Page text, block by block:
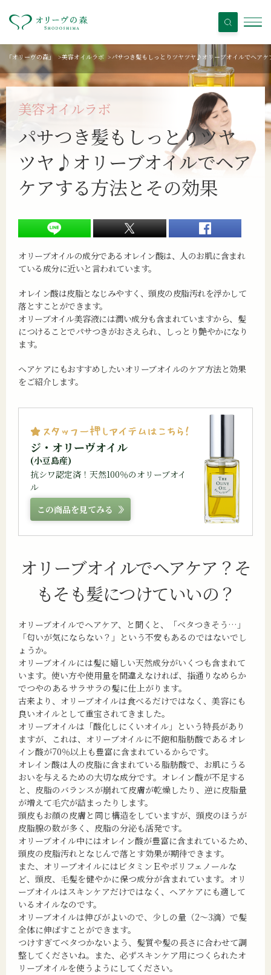
「オリーヴの森」>美容オイルラボ >パサつき髪もしっとりツヤツヤ♪オリーブオイルでヘアケ
美容オイルラボ
パサつき髪もしっとりツヤ
ツヤ♪ オリーブオイルでヘア
ケアする方法とその効果
オリーブオイルの成分であるオレイン酸は、人のお肌に含まれ
ている成分に近いと言われています。
オレイン酸は皮脂となじみやすく、頭皮の皮脂汚れを浮かして
落とすことができます。
オリーブオイル美容液には潤い成分も含まれていますから、髪
につけることでパサつきがおさえられ、しっとり艶やかになり
ます。
ヘアケアにもおすすめしたいオリーブオイルのケア方法と効果
をご紹介します。
ジ・オリーヴオイル
(小豆島産)
抗シワ認定済！天然100％のオリーブオイ
ル
この商品を見てみる
オリーブオイルでヘアケア？ そ
もそも髪につけていいの？
オリーブオイルでヘアケア、と聞くと、「ベタつきそう…」
「匂いが気にならない？」という不安もあるのではないでし
ょうか。
オリーブオイルには髪に嬉しい天然成分がいくつも含まれて
います。使い方や使用量を間違えなければ、指通りなめらか
でつやのあるサラサラの髪に仕上がります。
古来より、オリーブオイルは食べるだけではなく、美容にも
良いオイルとして重宝されてきました。
オリーブオイルは「酸化しにくいオイル」という特長があり
ますが、これは、オリーブオイルに不飽和脂肪酸であるオレ
イン酸が70％以上も豊富に含まれているからです。
オレイン酸は人の皮脂に含まれている脂肪酸で、お肌にうる
おいを与えるための大切な成分です。オレイン酸が不足する
と、皮脂のバランスが崩れて皮膚が乾燥したり、逆に皮脂量
が増えて毛穴が詰まったりします。
頭皮もお顔の皮膚と同じ構造をしていますが、頭皮のほうが
皮脂腺の数が多く、皮脂の分泌も活発です。
オリーブオイル中にはオレイン酸が豊富に含まれているため、
頭皮の皮脂汚れとなじんで落とす効果が期待できます。
また、オリーブオイルにはビタミンＥやポリフェノールな
ど、頭皮、毛髪を健やかに保つ成分が含まれています。オリ
ーブオイルはスキンケアだけではなく、ヘアケアにも適して
いるオイルなのです。
オリーブオイルは伸びがよいので、少しの量（2～3滴）で髪
全体に伸ばすことができます。
つけすぎてベタつかないよう、髪質や髪の長さに合わせて調
整してくださいね。また、必ずスキンケア用につくられたオ
リーブオイルを使うようにしてください。